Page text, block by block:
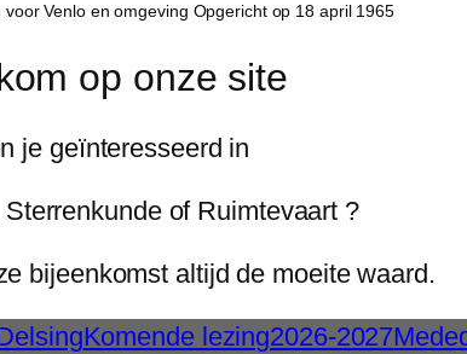
Venlo en omgeving Opgericht op 18 april 1965
op onze site
je geïnteresseerd in
of Ruimtevaart ?
bijeenkomst altijd de moeite waard.
Komende lezing2026-2027